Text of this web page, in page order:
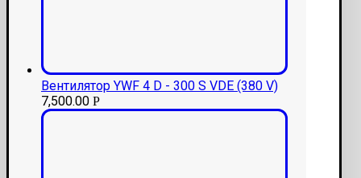
Вентилятор YWF 4 D - 300 S VDE (380 V)
7,500.00 Р